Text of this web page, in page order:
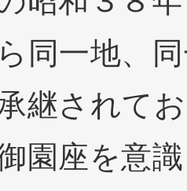
同一地、
継されて
園座を意